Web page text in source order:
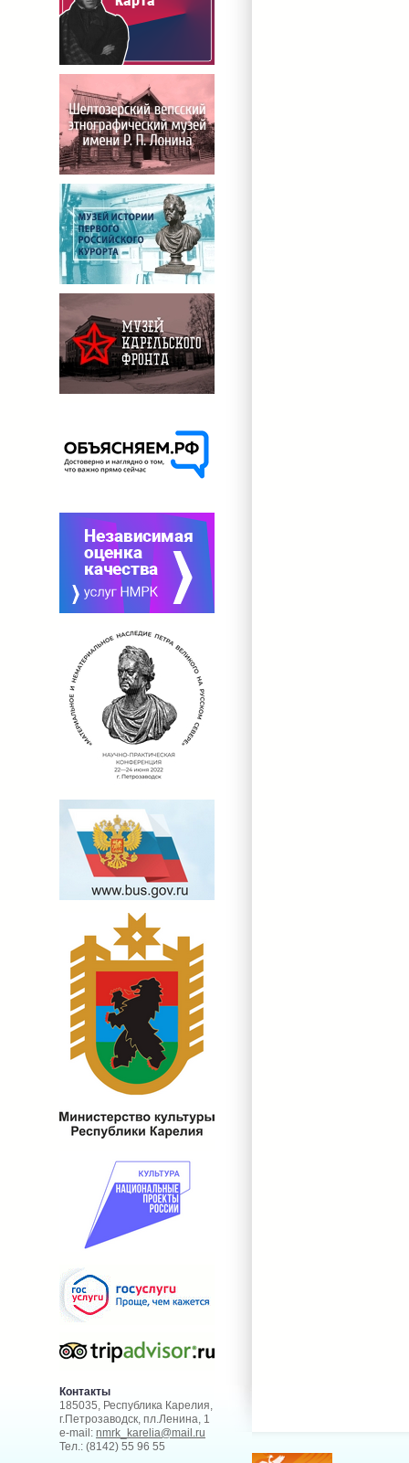
Контакты
185035, Республика Карелия,
г.Петрозаводск, пл.Ленина, 1
e-mail: nmrk_karelia@mail.ru
Тел.: (8142) 55 96 55